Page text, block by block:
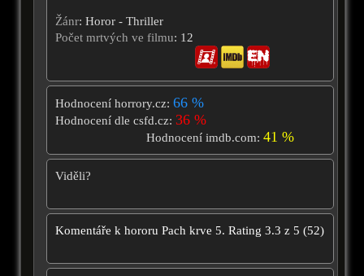
Žánr: Horor - Thriller
Počet mrtvých ve filmu: 12
Hodnocení horrory.cz: 66 %
Hodnocení dle csfd.cz: 36 %
Hodnocení imdb.com:41 %
Viděli?
Komentáře k hororu Pach krve 5. Rating 3.3 z 5 (52)